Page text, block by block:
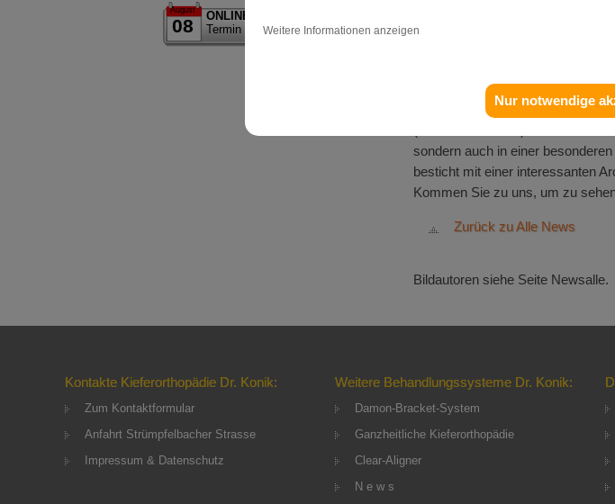
Weitere Informationen anzeigen
Nur notwendige
August
08
ONLINEBUCHUNG
Termin Erstberatung
Minuten von Stuttgart-Mitte
als auch ideal mit öffentlichen
(Bahnhof in 300 m). Lassen Sie
sondern auch in einer
besticht mit einer interessanten
Kommen Sie zu uns, um zu
Zurück zu Alle News
Bildautoren siehe Seite Newsalle.
Kontakte Kieferorthopädie Dr. Konik:
Zum Kontaktformular
Anfahrt Strümpfelbacher Strasse
Impressum & Datenschutz
Weitere Behandlungssysteme Dr. Konik:
Damon-Bracket-System
Ganzheitliche Kieferorthopädie
Clear-Aligner
N e w s